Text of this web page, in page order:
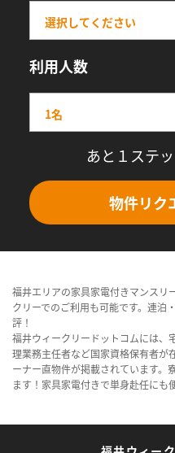
利用人数
あと１ステ
物件リク
福井エリアの家具家電付きマンスリ
クリーでのご利用も可能です。連泊
評！
福井ウィークリードットコムには、
理業務主任者など国家資格保有者が
ーナー直物件が掲載されています。
ます！家具家電付きで単身赴任にも